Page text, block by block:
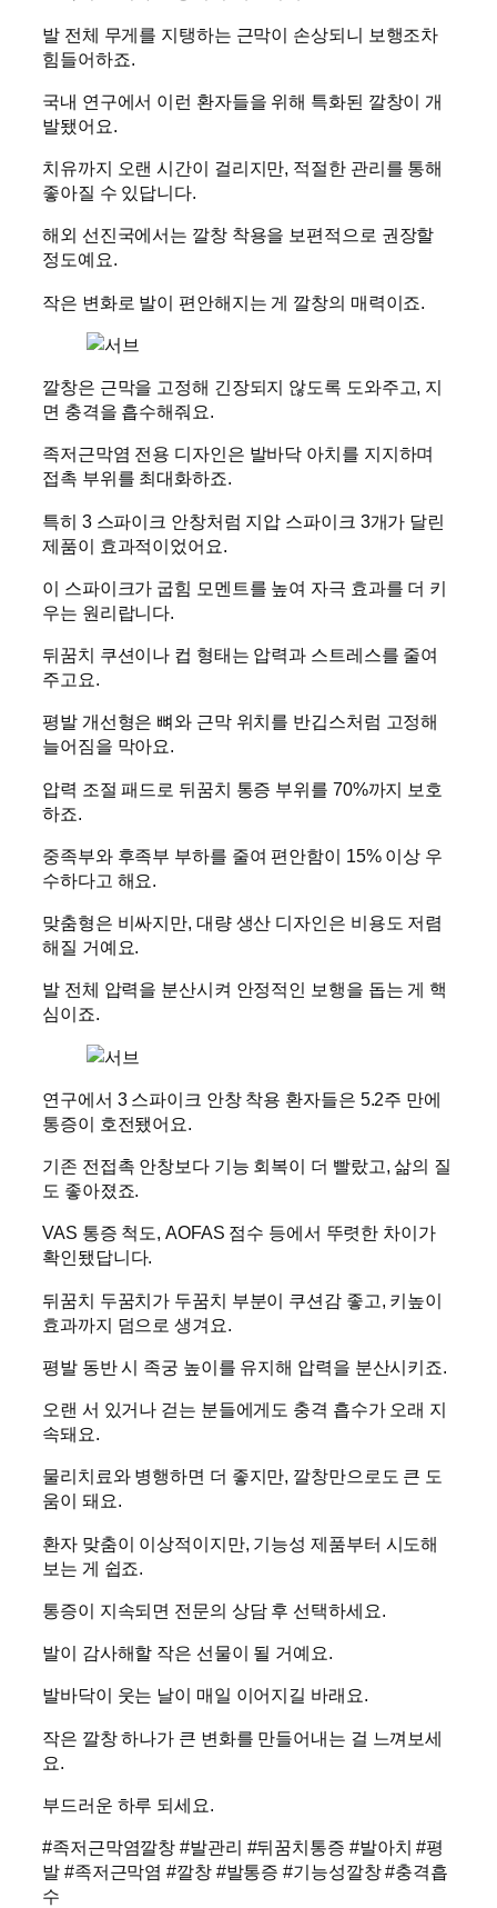
발 전체 무게를 지탱하는 근막이 손상되니 보행조차
힘들어하죠.
국내 연구에서 이런 환자들을 위해 특화된 깔창이 개
발됐어요.
치유까지 오랜 시간이 걸리지만, 적절한 관리를 통해
좋아질 수 있답니다.
해외 선진국에서는 깔창 착용을 보편적으로 권장할
정도예요.
작은 변화로 발이 편안해지는 게 깔창의 매력이죠.
깔창은 근막을 고정해 긴장되지 않도록 도와주고, 지
면 충격을 흡수해줘요.
족저근막염 전용 디자인은 발바닥 아치를 지지하며
접촉 부위를 최대화하죠.
특히 3 스파이크 안창처럼 지압 스파이크 3개가 달린
제품이 효과적이었어요.
이 스파이크가 굽힘 모멘트를 높여 자극 효과를 더 키
우는 원리랍니다.
뒤꿈치 쿠션이나 컵 형태는 압력과 스트레스를 줄여
주고요.
평발 개선형은 뼈와 근막 위치를 반깁스처럼 고정해
늘어짐을 막아요.
압력 조절 패드로 뒤꿈치 통증 부위를 70%까지 보호
하죠.
중족부와 후족부 부하를 줄여 편안함이 15% 이상 우
수하다고 해요.
맞춤형은 비싸지만, 대량 생산 디자인은 비용도 저렴
해질 거예요.
발 전체 압력을 분산시켜 안정적인 보행을 돕는 게 핵
심이죠.
연구에서 3 스파이크 안창 착용 환자들은 5.2주 만에
통증이 호전됐어요.
기존 전접촉 안창보다 기능 회복이 더 빨랐고, 삶의 질
도 좋아졌죠.
VAS 통증 척도, AOFAS 점수 등에서 뚜렷한 차이가
확인됐답니다.
뒤꿈치 두꿈치가 두꿈치 부분이 쿠션감 좋고, 키높이
효과까지 덤으로 생겨요.
평발 동반 시 족궁 높이를 유지해 압력을 분산시키죠.
오랜 서 있거나 걷는 분들에게도 충격 흡수가 오래 지
속돼요.
물리치료와 병행하면 더 좋지만, 깔창만으로도 큰 도
움이 돼요.
환자 맞춤이 이상적이지만, 기능성 제품부터 시도해
보는 게 쉽죠.
통증이 지속되면 전문의 상담 후 선택하세요.
발이 감사해할 작은 선물이 될 거예요.
발바닥이 웃는 날이 매일 이어지길 바래요.
작은 깔창 하나가 큰 변화를 만들어내는 걸 느껴보세
요.
부드러운 하루 되세요.
#족저근막염깔창 #발관리 #뒤꿈치통증 #발아치 #평
발 #족저근막염 #깔창 #발통증 #기능성깔창 #충격흡
수